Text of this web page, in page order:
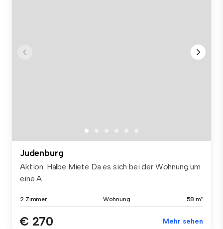
Judenburg
Aktion: Halbe Miete Da es sich bei der Wohnung um
eine A...
2 Zimmer Wohnung 58 m²
€ 270 Mehr sehen